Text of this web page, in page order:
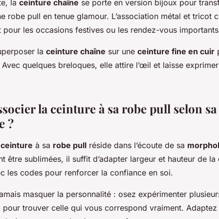
la ceinture chaîne se porte en version bijoux pour
robe pull en tenue glamour. L’association métal et tricot
pour les occasions festives ou les rendez-vous
la ceinture chaîne sur une ceinture fine en cuir
quelques breloques, elle attire l’œil et laisse
la ceinture à sa robe pull selon sa
?
ceinture à sa robe pull réside dans l’écoute de sa
être sublimées, il suffit d’adapter largeur et hauteur de la
les codes pour renforcer la confiance en soi.
masquer la personnalité : osez expérimenter
pour trouver celle qui vous correspond vraiment.